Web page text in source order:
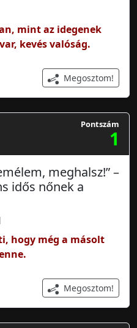
mint az idegenek
kevés valóság.
Megosztom!
Pontszám
1
meghalsz!” –
idős nőnek a
hogy még a másolt
Megosztom!